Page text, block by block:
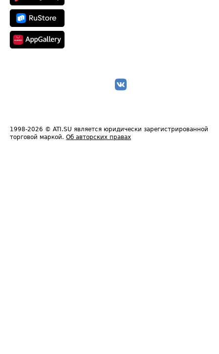
1998-2026 © ATI.SU является юридически зарегистрированной
торговой маркой. Об авторских правах